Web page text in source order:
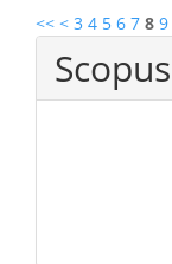
<< < 3 4 5 6 7 8 9
Scopus